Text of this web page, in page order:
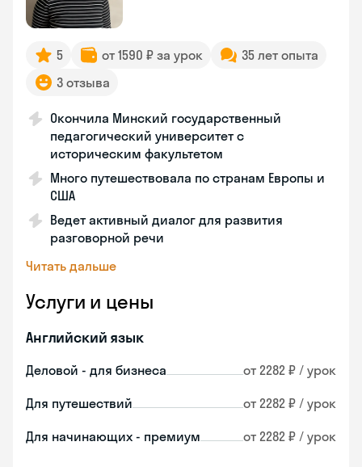
5 от 1590 ₽ за урок
35 лет опыта
3 отзыва
Окончила Минский государственный
педагогический университет с
историческим факультетом
Много путешествовала по странам Европы и
США
Ведет активный диалог для развития
разговорной речи
Читать дальше
Услуги и цены
Английский язык
Деловой - для бизнеса от 2282 ₽ / урок
Для путешествий от 2282 ₽ / урок
Для начинающих - премиум от 2282 ₽ / урок